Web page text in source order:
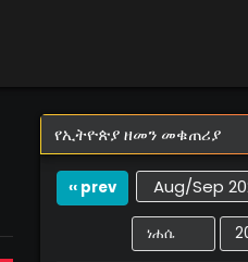
የኢትዮጵያ ዘመን መቁጠሪያ
‹‹ prev Aug/Sep